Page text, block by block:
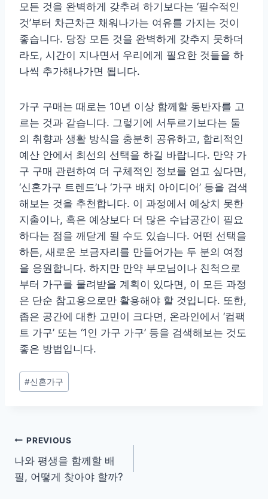
모든 것을 완벽하게 갖추려 하기보다는 ‘필수적인
것’부터 차근차근 채워나가는 여유를 가지는 것이
좋습니다. 당장 모든 것을 완벽하게 갖추지 못하더
라도, 시간이 지나면서 우리에게 필요한 것들을 하
나씩 추가해나가면 됩니다.
가구 구매는 때로는 10년 이상 함께할 동반자를 고
르는 것과 같습니다. 그렇기에 서두르기보다는 둘
의 취향과 생활 방식을 충분히 공유하고, 합리적인
예산 안에서 최선의 선택을 하길 바랍니다. 만약 가
구 구매 관련하여 더 구체적인 정보를 얻고 싶다면,
‘신혼가구 트렌드’나 ‘가구 배치 아이디어’ 등을 검색
해보는 것을 추천합니다. 이 과정에서 예상치 못한
지출이나, 혹은 예상보다 더 많은 수납공간이 필요
하다는 점을 깨닫게 될 수도 있습니다. 어떤 선택을
하든, 새로운 보금자리를 만들어가는 두 분의 여정
을 응원합니다. 하지만 만약 부모님이나 친척으로
부터 가구를 물려받을 계획이 있다면, 이 모든 과정
은 단순 참고용으로만 활용해야 할 것입니다. 또한,
좁은 공간에 대한 고민이 크다면, 온라인에서 ‘컴팩
트 가구’ 또는 ‘1인 가구 가구’ 등을 검색해보는 것도
좋은 방법입니다.
Post
Tags:
#신혼가구
글
탐
PREVIOUS
나와 평생을 함께할 배
필, 어떻게 찾아야 할까?